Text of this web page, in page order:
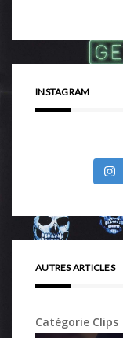
INSTAGRAM
AUTRES ARTICLES
Catégorie Clips